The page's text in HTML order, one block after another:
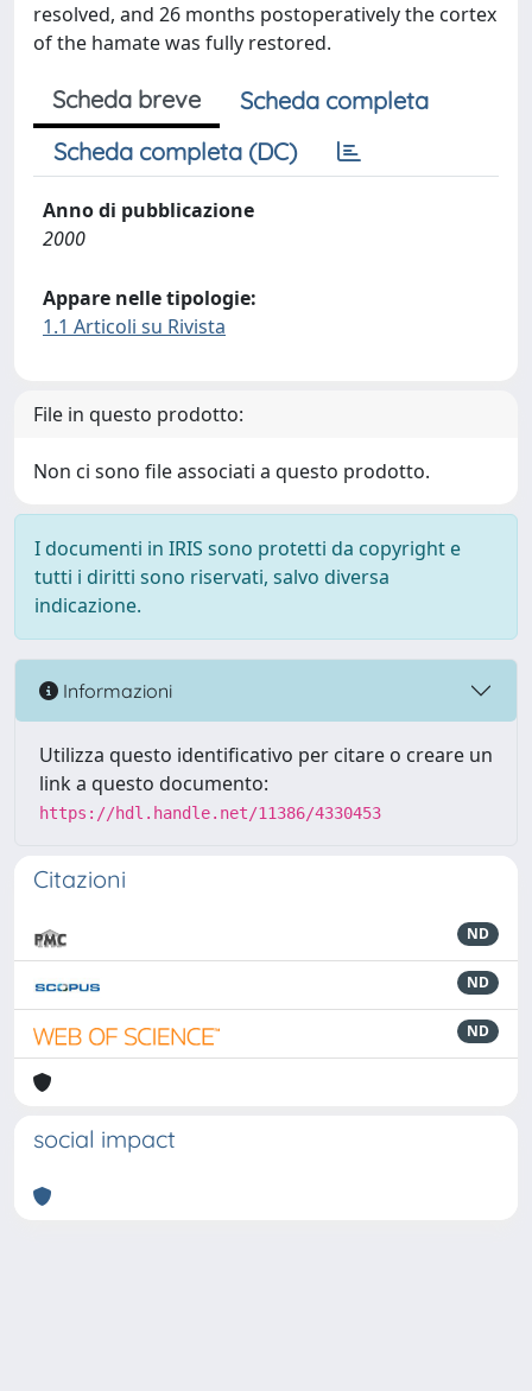
resolved, and 26 months postoperatively the cortex
of the hamate was fully restored.
Scheda breve
Scheda completa
Scheda completa (DC)
Anno di pubblicazione
2000
Appare nelle tipologie:
1.1 Articoli su Rivista
File in questo prodotto:
Non ci sono file associati a questo prodotto.
I documenti in IRIS sono protetti da copyright e
tutti i diritti sono riservati, salvo diversa
indicazione.
Informazioni
Utilizza questo identificativo per citare o creare un
link a questo documento:
https://hdl.handle.net/11386/4330453
Citazioni
ND
ND
ND
social impact